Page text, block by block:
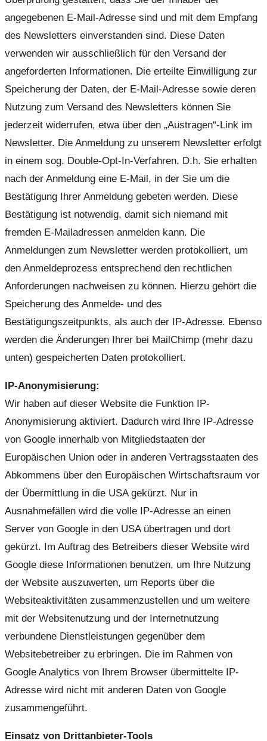
angegebenen E-Mail-Adresse sind und mit dem Empfang
des Newsletters einverstanden sind. Diese Daten
verwenden wir ausschließlich für den Versand der
angeforderten Informationen. Die erteilte Einwilligung zur
Speicherung der Daten, der E-Mail-Adresse sowie deren
Nutzung zum Versand des Newsletters können Sie
jederzeit widerrufen, etwa über den „Austragen“-Link im
Newsletter. Die Anmeldung zu unserem Newsletter erfolgt
in einem sog. Double-Opt-In-Verfahren. D.h. Sie erhalten
nach der Anmeldung eine E-Mail, in der Sie um die
Bestätigung Ihrer Anmeldung gebeten werden. Diese
Bestätigung ist notwendig, damit sich niemand mit
fremden E-Mailadressen anmelden kann. Die
Anmeldungen zum Newsletter werden protokolliert, um
den Anmeldeprozess entsprechend den rechtlichen
Anforderungen nachweisen zu können. Hierzu gehört die
Speicherung des Anmelde- und des
Bestätigungszeitpunkts, als auch der IP-Adresse. Ebenso
werden die Änderungen Ihrer bei MailChimp (mehr dazu
unten) gespeicherten Daten protokolliert.
IP-Anonymisierung:
Wir haben auf dieser Website die Funktion IP-
Anonymisierung aktiviert. Dadurch wird Ihre IP-Adresse
von Google innerhalb von Mitgliedstaaten der
Europäischen Union oder in anderen Vertragsstaaten des
Abkommens über den Europäischen Wirtschaftsraum vor
der Übermittlung in die USA gekürzt. Nur in
Ausnahmefällen wird die volle IP-Adresse an einen
Server von Google in den USA übertragen und dort
gekürzt. Im Auftrag des Betreibers dieser Website wird
Google diese Informationen benutzen, um Ihre Nutzung
der Website auszuwerten, um Reports über die
Websiteaktivitäten zusammenzustellen und um weitere
mit der Websitenutzung und der Internetnutzung
verbundene Dienstleistungen gegenüber dem
Websitebetreiber zu erbringen. Die im Rahmen von
Google Analytics von Ihrem Browser übermittelte IP-
Adresse wird nicht mit anderen Daten von Google
zusammengeführt.
Einsatz von Drittanbieter-Tools